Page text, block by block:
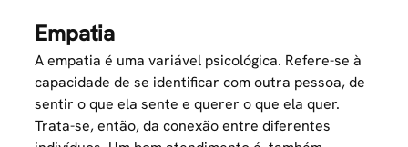
Empatia
A empatia é uma variável psicológica. Refere-se à
capacidade de se identificar com outra pessoa, de
sentir o que ela sente e querer o que ela quer.
Trata-se, então, da conexão entre diferentes